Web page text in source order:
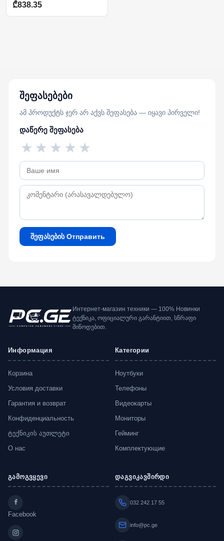
₾838.35
შეფასებები
ამ პროდუქტს ჯერ არ აქვს შეფასება — იყავი პირველი!
დაწერე შეფასება
★
★
★
★
★
შეფასების Отправить
Интернет-магазин техники — 100% Новинки
ტექნიკა, ოფიციალური გარანტიით, სწრაფი
მიწოდებით.
Информация
Корзина
Условия доставки
Гарантия и возврат
Конфиденциальность
ტექნიკის აუთლეტი
О нас
Категории
Ноутбуки
Телефоны
Видеокарты
Мониторы
Гейминг
Комплектующие
გამოგვყევი
Facebook
დაგვიკავშირდი
032 242 17 55
info@pc.ge